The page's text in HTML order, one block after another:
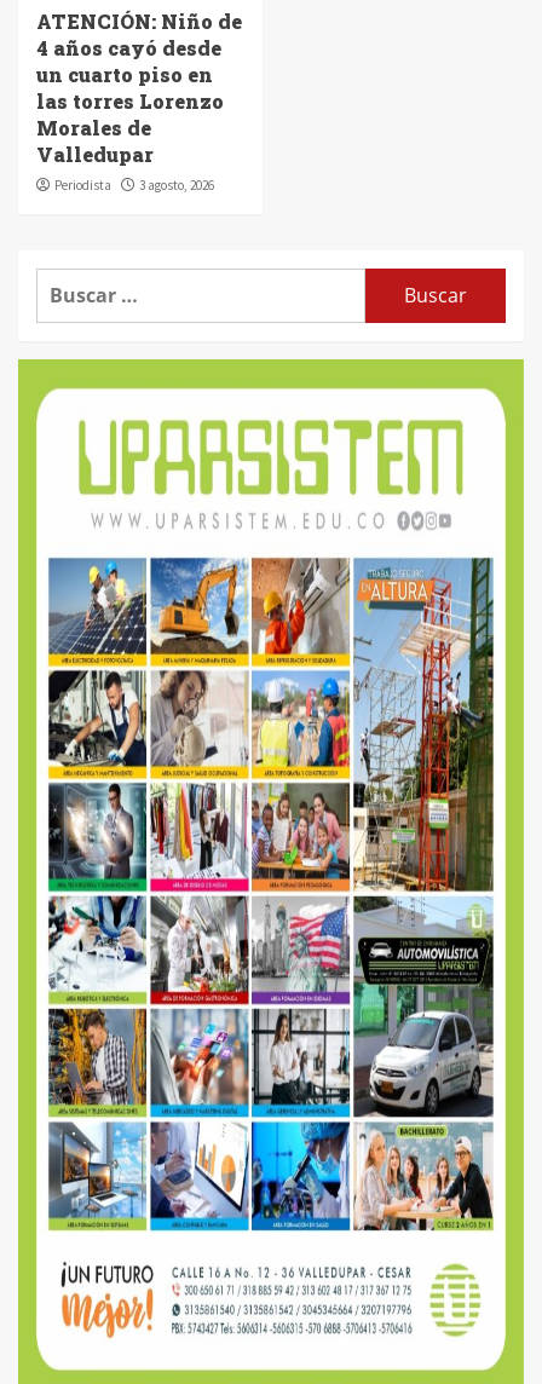
ATENCIÓN: Niño de
4 años cayó desde
un cuarto piso en
las torres Lorenzo
Morales de
Valledupar
Periodista 3 agosto, 2026
Buscar: